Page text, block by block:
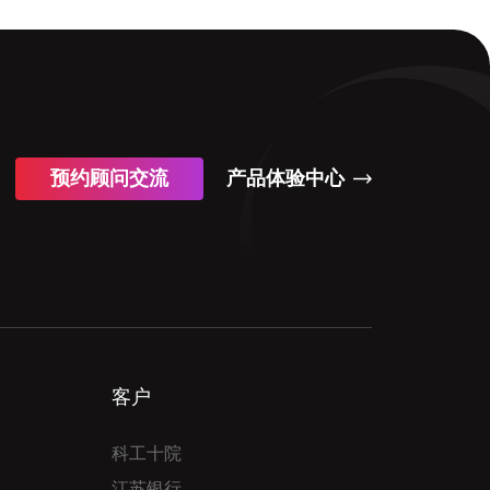
预约顾问交流 产品体验中心
客户
科工十院